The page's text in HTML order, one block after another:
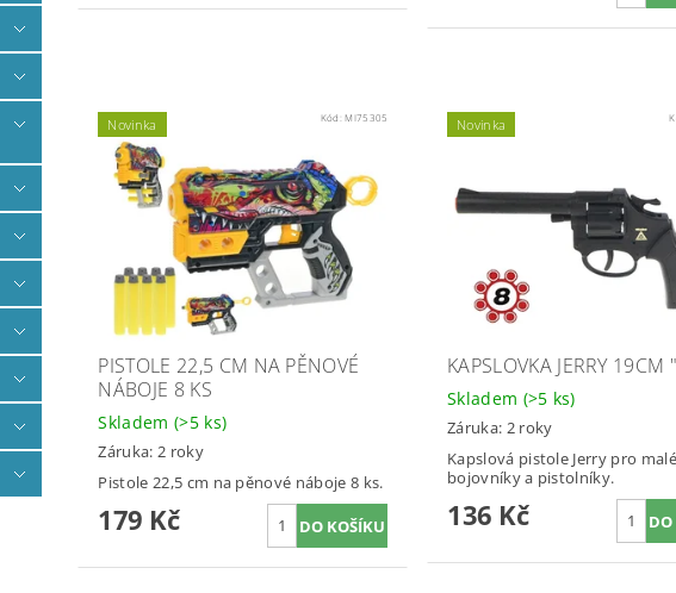
Novinka Kód:MI75305
PISTOLE 22,5 CM NA PĚNOVÉ
NÁBOJE 8 KS
Skladem (>5 ks)
Záruka: 2 roky
Pistole 22,5 cm na pěnové náboje 8 ks.
179 Kč
Novinka
KAPSLOVKA JERRY 19CM
Skladem (>5 ks)
Záruka: 2 roky
Kapslová pistole Jerry pro malé
bojovníky a pistolníky.
136 Kč